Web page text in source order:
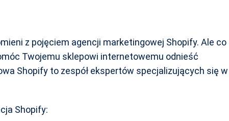
z pojęciem agencji marketingowej Shopify. Ale co
Twojemu sklepowi internetowemu odnieść
Shopify to zespół ekspertów specjalizujących się w
Shopify: